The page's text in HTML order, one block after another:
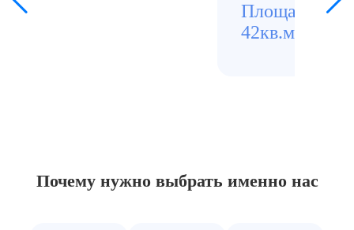
Площадь
42кв.м.
Почему нужно выбрать именно нас